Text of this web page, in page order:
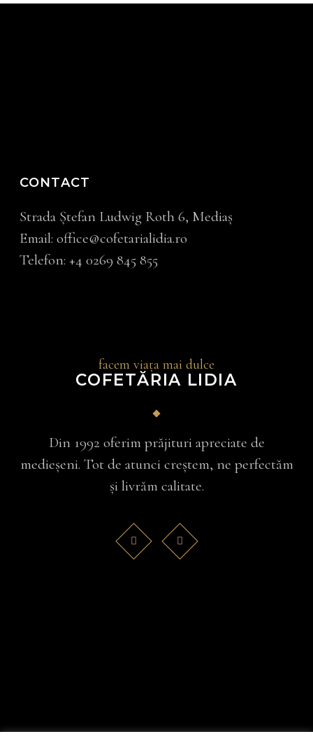
CONTACT
Strada Ştefan Ludwig Roth 6, Mediaș
Email:office@cofetarialidia.ro
Telefon:+40269 845 855
facem viața mai dulce
COFETĂRIA LIDIA
Din 1992 oferim prăjituri apreciate de
medieșeni. Tot de atunci creștem, ne perfectăm
și livrăm calitate.